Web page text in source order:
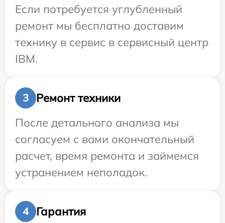
Если потребуется углубленный
ремонт мы бесплатно доставим
технику в сервис в сервисный центр
IBM.
3
Ремонт техники
После детального анализа мы
согласуем с вами окончательный
расчет, время ремонта и займемся
устранением неполадок.
4
Гарантия